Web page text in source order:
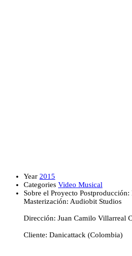
Year 2015
Categories Video Musical
Sobre el Proyecto Postproducción:
Masterización: Audiobit Studios
Dirección: Juan Camilo Villarreal
Cliente: Danicattack (Colombia)